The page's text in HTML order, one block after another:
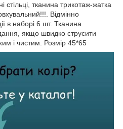
стільці, тканина трикотаж-жатка
Відмінно
в наборі 6 шт. Тканина
якщо швидко струсити
і чистим. Розмір 45*65